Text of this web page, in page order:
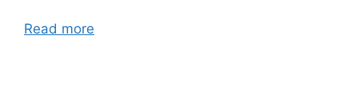
Read more